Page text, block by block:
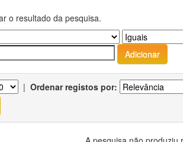
o resultado da pesquisa.
| Ordenar registos por: